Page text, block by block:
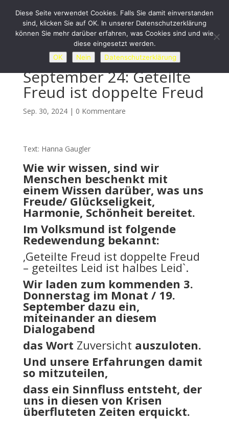
September 24: Geteilte
Freud ist doppelte Freud
Sep. 30, 2024| 0 Kommentare
Text: Hanna Gaugler
Wie wir wissen, sind wir
Menschen beschenkt mit
einem Wissen darüber, was uns
Freude/ Glückseligkeit,
Harmonie, Schönheit bereitet.
Im Volksmund ist folgende
Redewendung bekannt:
‚Geteilte Freud ist doppelte Freud
– geteiltes Leid ist halbes Leid`.
Wir laden zum kommenden 3.
Donnerstag im Monat / 19.
September dazu ein,
miteinander an diesem
Dialogabend
das Wort Zuversicht auszuloten.
Und unsere Erfahrungen damit
so mitzuteilen,
dass ein Sinnfluss entsteht, der
uns in diesen von Krisen
überfluteten Zeiten erquickt.
Diese Seite verwendet Cookies. Falls Sie damit einverstanden
sind, klicken Sie auf OK. In unserer Datenschutzerklärung
können Sie mehr darüber erfahren, was Cookies sind und wie
diese eingesetzt werden.
OK
Nein Datenschutzerklärung